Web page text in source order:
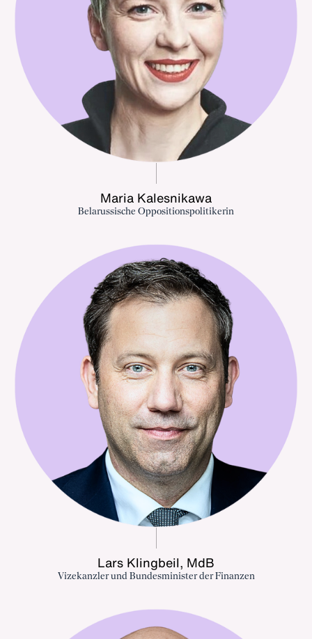
Maria Kalesnikawa
Belarussische Oppositionspolitikerin
Lars Klingbeil, MdB
Vizekanzler und Bundesminister der Finanzen